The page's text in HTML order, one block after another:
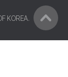
KOREA.